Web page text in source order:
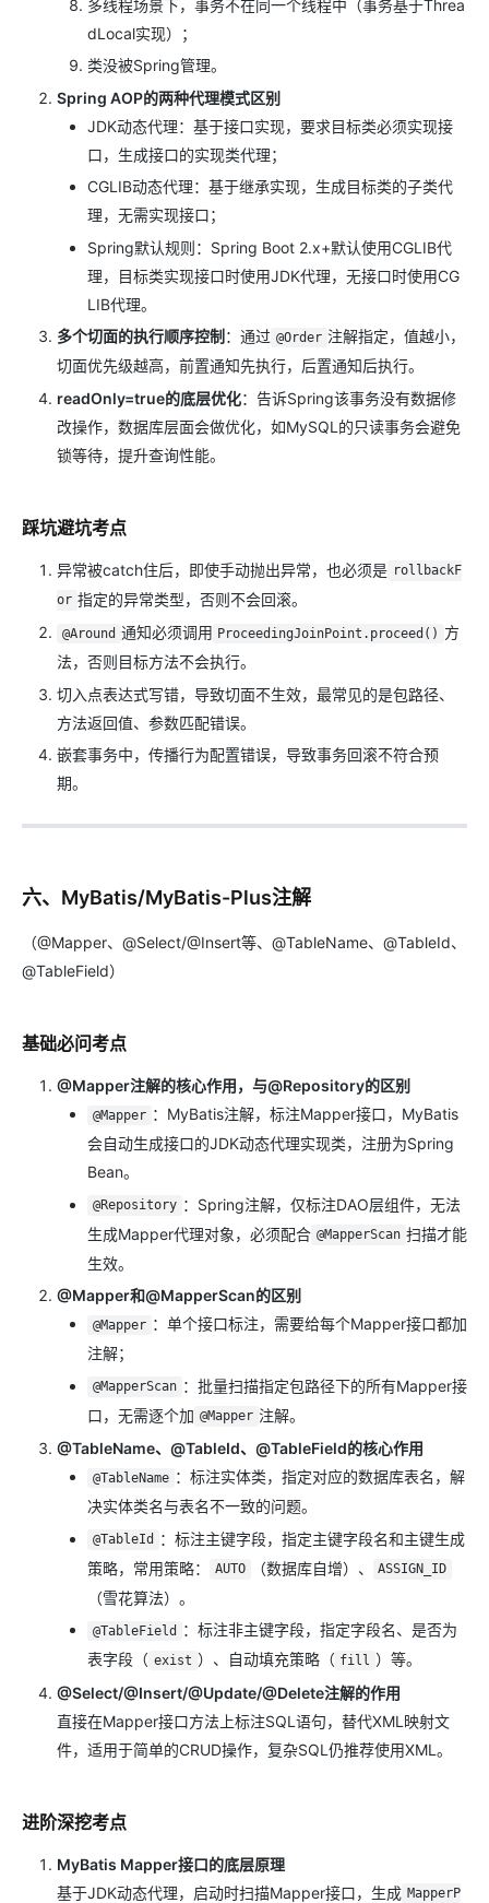
多线程场景下，事务不在同一个线程中（事务基于Threa
dLocal实现）；
类没被Spring管理。
Spring AOP的两种代理模式区别
JDK动态代理：基于接口实现，要求目标类必须实现接
口，生成接口的实现类代理；
CGLIB动态代理：基于继承实现，生成目标类的子类代
理，无需实现接口；
Spring默认规则：Spring Boot 2.x+默认使用CGLIB代
理，目标类实现接口时使用JDK代理，无接口时使用CG
LIB代理。
多个切面的执行顺序控制 ：通过 @Order 注解指定，值越小，
切面优先级越高，前置通知先执行，后置通知后执行。
readOnly=true的底层优化：告诉Spring该事务没有数据修
改操作，数据库层面会做优化，如MySQL的只读事务会避免
锁等待，提升查询性能。
踩坑避坑考点
异常被catch住后，即使手动抛出异常，也必须是 rollbackF
or 指定的异常类型，否则不会回滚。
@Around 通知必须调用 ProceedingJoinPoint.proceed() 方
法，否则目标方法不会执行。
切入点表达式写错，导致切面不生效，最常见的是包路径、
方法返回值、参数匹配错误。
嵌套事务中，传播行为配置错误，导致事务回滚不符合预
期。
六、MyBatis/MyBatis-Plus注解
（@Mapper、@Select/@Insert等、@TableName、@TableId、
@TableField）
基础必问考点
@Mapper注解的核心作用，与@Repository的区别
@Mapper ：MyBatis注解，标注Mapper接口，MyBatis
会自动生成接口的JDK动态代理实现类，注册为Spring
Bean。
@Repository ：Spring注解，仅标注DAO层组件，无法
生成Mapper代理对象，必须配合 @MapperScan 扫描才能
生效。
@Mapper和@MapperScan的区别
@Mapper ：单个接口标注，需要给每个Mapper接口都加
注解；
@MapperScan ：批量扫描指定包路径下的所有Mapper接
口，无需逐个加 @Mapper 注解。
@TableName、@TableId、@TableField的核心作用
@TableName ：标注实体类，指定对应的数据库表名，解
决实体类名与表名不一致的问题。
@TableId
：标注主键字段，指定主键字段名和主键生成
策略，常用策略：
AUTO （数据库自增）、 ASSIGN_ID
（雪花算法）。
@TableField
：标注非主键字段，指定字段名、是否为
表字段（ exist ）、自动填充策略（ fill ）等。
@Select/@Insert/@Update/@Delete注解的作用
直接在Mapper接口方法上标注SQL语句，替代XML映射文
件，适用于简单的CRUD操作，复杂SQL仍推荐使用XML。
进阶深挖考点
MyBatis Mapper接口的底层原理
基于JDK动态代理，启动时扫描Mapper接口，生成 MapperP